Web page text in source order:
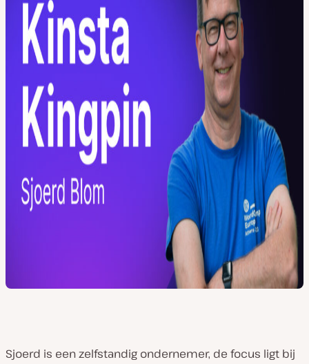
Sjoerd is een zelfstandig ondernemer, de focus ligt bij